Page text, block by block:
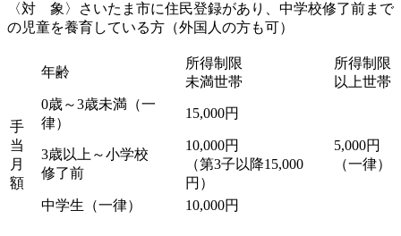
〈対 象〉さいたま市に住民登録があり、中学校修了前まで
の児童を養育している方（外国人の方も可）
年齢
所得制限
未満世帯
所得制限
以上世帯
手
当
月
額
0歳～3歳未満（一
律）
15,000円
5,000円
（一律）
3歳以上～小学校
修了前
10,000円
（第3子以降15,000
円）
中学生（一律）
10,000円